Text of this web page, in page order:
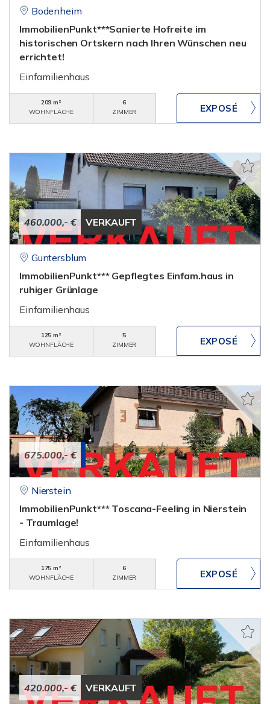
Bodenheim
ImmobilienPunkt***Sanierte Hofreite im
historischen Ortskern nach Ihren Wünschen neu
errichtet!
Einfamilienhaus
209 m²
WOHNFLÄCHE
6
ZIMMER
460.000,- € VERKAUFT
Guntersblum
ImmobilienPunkt*** Gepflegtes Einfam.haus in
ruhiger Grünlage
Einfamilienhaus
125 m²
WOHNFLÄCHE
5
ZIMMER
675.000,- €
Nierstein
ImmobilienPunkt*** Toscana-Feeling in Nierstein
- Traumlage!
Einfamilienhaus
175 m²
WOHNFLÄCHE
6
ZIMMER
420.000,- € VERKAUFT